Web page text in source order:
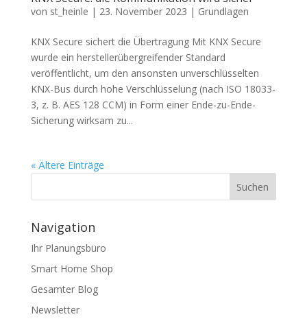
von st_heinle | 23. November 2023 | Grundlagen
KNX Secure sichert die Übertragung Mit KNX Secure
wurde ein herstellerübergreifender Standard
veröffentlicht, um den ansonsten unverschlüsselten
KNX-Bus durch hohe Verschlüsselung (nach ISO 18033-
3, z. B. AES 128 CCM) in Form einer Ende-zu-Ende-
Sicherung wirksam zu...
« Ältere Einträge
Navigation
Ihr Planungsbüro
Smart Home Shop
Gesamter Blog
Newsletter